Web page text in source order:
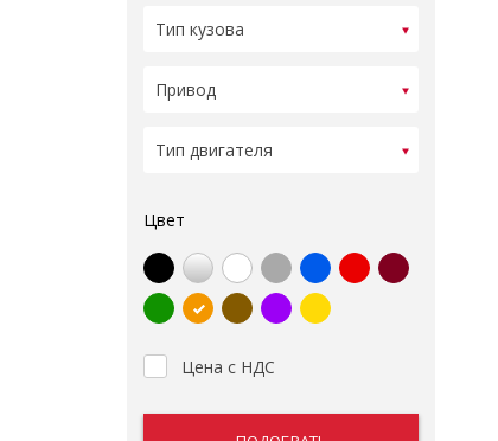
Цвет
Цена с НДС